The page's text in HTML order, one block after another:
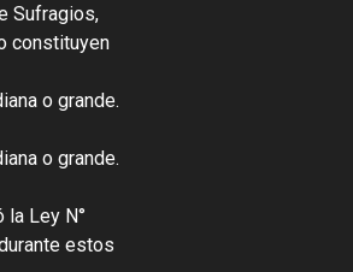
Sufragios,
constituyen
o grande.
o grande.
Ley N°
estos